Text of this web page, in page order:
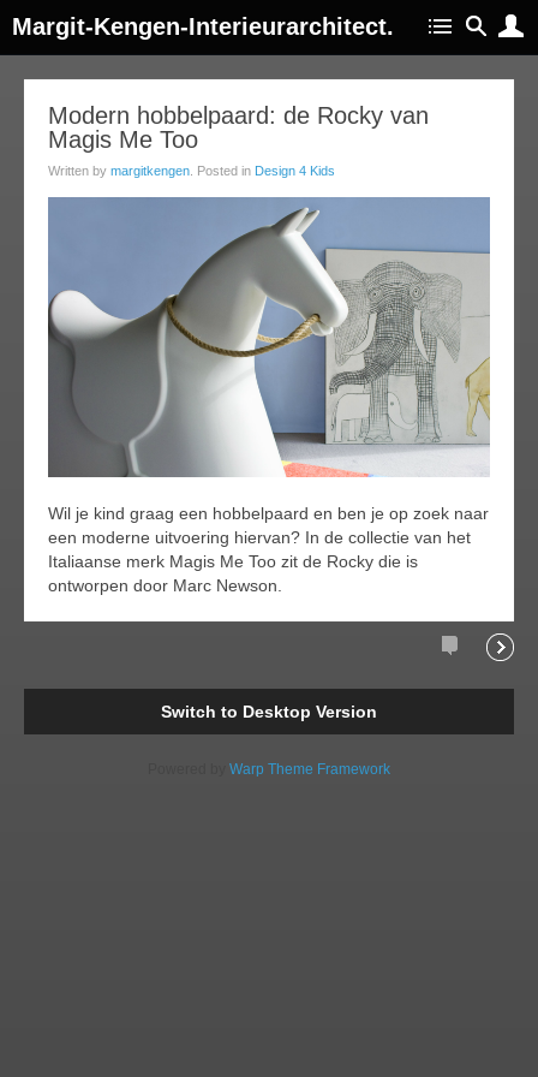
Margit-Kengen-Interieurarchitect.
Modern hobbelpaard: de Rocky van
Magis Me Too
Written by margitkengen . Posted in Design 4 Kids
Wil je kind graag een hobbelpaard en ben je op zoek naar
een moderne uitvoering hiervan? In de collectie van het
Italiaanse merk Magis Me Too zit de Rocky die is
ontworpen door Marc Newson.
Comment
Switch to Desktop Version
Warp Theme Framework